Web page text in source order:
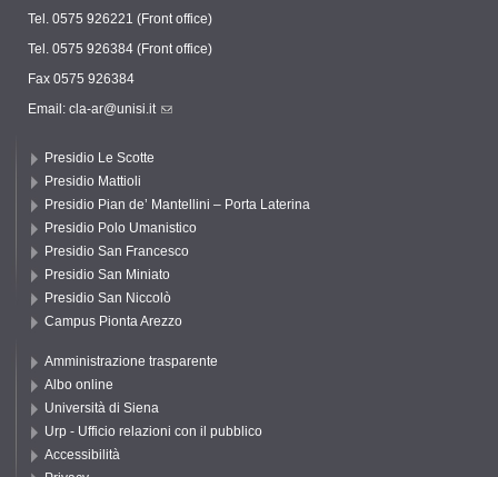
Tel. 0575 926221 (Front office)
Tel. 0575 926384 (Front office)
Fax 0575 926384
Email: cla-ar@unisi.it
Presidio Le Scotte
Presidio Mattioli
Presidio Pian de’ Mantellini – Porta Laterina
Presidio Polo Umanistico
Presidio San Francesco
Presidio San Miniato
Presidio San Niccolò
Campus Pionta Arezzo
Amministrazione trasparente
Albo online
Università di Siena
Urp - Ufficio relazioni con il pubblico
Accessibilità